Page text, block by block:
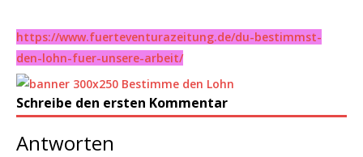
https://www.fuerteventurazeitung.de/du-bestimmst-
den-lohn-fuer-unsere-arbeit/
Schreibe den ersten Kommentar
Antworten